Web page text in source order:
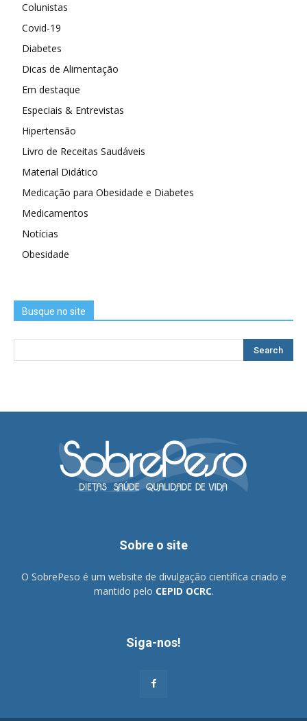
Colunistas
Covid-19
Diabetes
Dicas de Alimentação
Em destaque
Especiais & Entrevistas
Hipertensão
Livro de Receitas Saudáveis
Material Didático
Medicação para Obesidade e Diabetes
Medicamentos
Notícias
Obesidade
Busque no site
Sobre o site
O SobrePeso é um website de divulgação científica criado e
mantido pelo CEPID OCRC.
Siga-nos!